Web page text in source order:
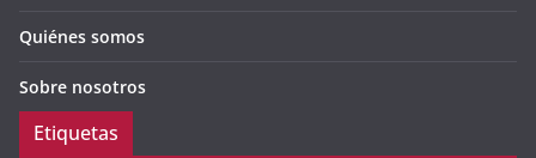
Quiénes somos
Sobre nosotros
Etiquetas